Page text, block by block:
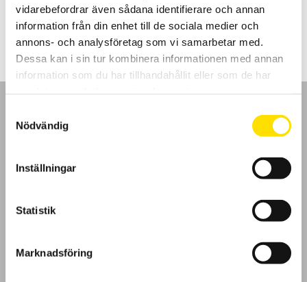
vidarebefordrar även sådana identifierare och annan
information från din enhet till de sociala medier och
annons- och analysföretag som vi samarbetar med.
Dessa kan i sin tur kombinera informationen med annan
information som du har tillhandahållit eller som de har
Nödvändig
Inställningar
Statistik
Marknadsföring
9,620.00kr–10,800.00krPrisintervall:
9,620.00 kr
till
10,800.00 kr
LÄS MER